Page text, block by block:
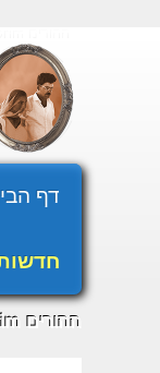
דף
ההורים hahorim